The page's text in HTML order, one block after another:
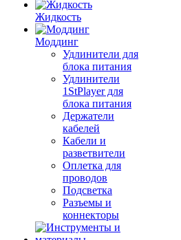
Жидкость
Моддинг
Удлинители для
блока питания
Удлинители
1StPlayer для
блока питания
Держатели
кабелей
Кабели и
разветвители
Оплетка для
проводов
Подсветка
Разъемы и
коннекторы